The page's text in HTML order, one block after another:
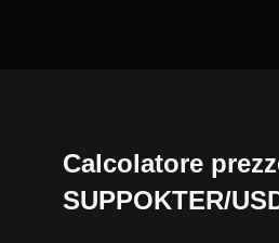
Calcolatore
SUPPOKTER/